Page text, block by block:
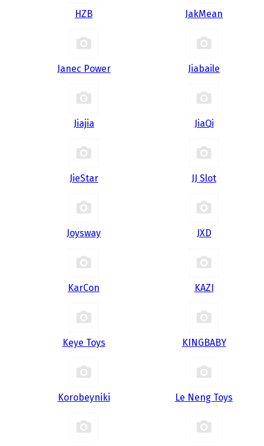
HZB JakMean
Janec Power Jiabaile
Jiajia JiaQi
JieStar JJ Slot
Joysway JXD
KarCon KAZI
Keye Toys KINGBABY
Korobeyniki Le Neng Toys